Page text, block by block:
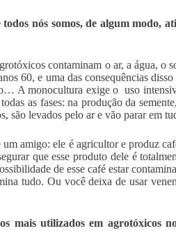
nós somos, de algum modo,
contaminam o ar, a água, o
60, e uma das consequências
A monocultura exige o uso
as fases: na produção da
são levados pelo ar e vão parar em
amigo: ele é agricultor e produz
que esse produto dele é
de esse café estar
tudo. Ou você deixa de usar
mais utilizados em agrotóxicos